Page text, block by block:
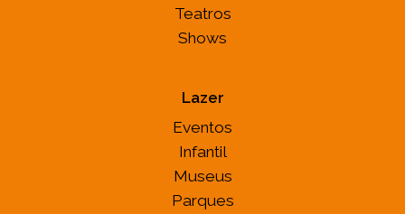
Teatros
Shows
Lazer
Eventos
Infantil
Museus
Parques